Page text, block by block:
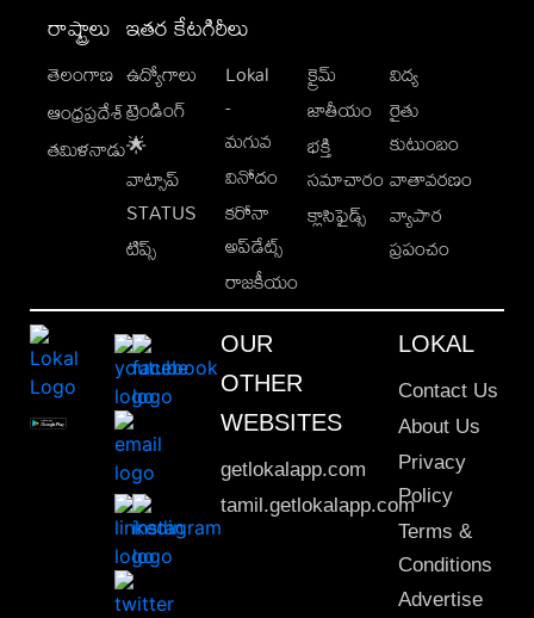
రాష్ట్రాలు
తెలంగాణ
ఆంధ్రప్రదేశ్
తమిళనాడు
ఇతర కేటగిరీలు
ఉద్యోగాలు
ట్రెండింగ్
🌟
వాట్సాప్
STATUS
టిప్స్
Lokal
-
మగువ
వినోదం
కరోనా
అప్‌డేట్స్
రాజకీయం
క్రైమ్
జాతీయం
భక్తి
సమాచారం
క్లాసిఫైడ్స్
విద్య
రైతు
కుటుంబం
వాతావరణం
వ్యాపార
ప్రపంచం
OUR
OTHER
WEBSITES
getlokalapp.com
tamil.getlokalapp.com
LOKAL
Contact Us
About Us
Privacy
Policy
Terms &
Conditions
Advertise